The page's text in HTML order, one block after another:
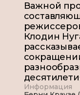
Важной
Клодин
Информация